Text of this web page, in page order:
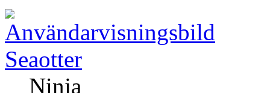
Seaotter
Ninja